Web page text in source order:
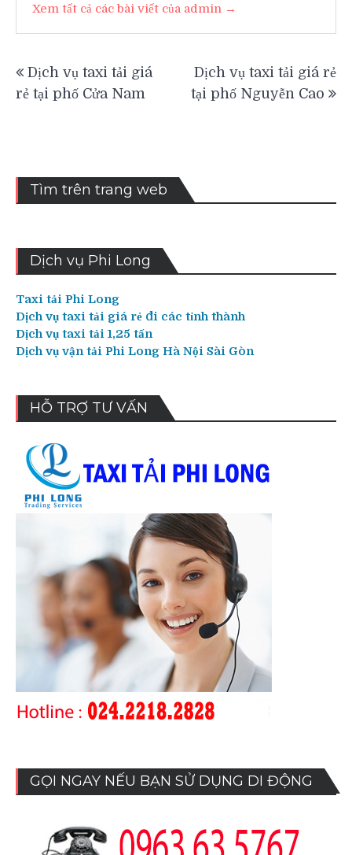
Xem tất cả các bài viết của admin →
hướng
Dịch vụ taxi tải giá
rẻ tại phố Cửa Nam
Dịch vụ taxi tải giá rẻ
tại phố Nguyễn Cao
Tìm trên trang web
Dịch vụ Phi Long
Taxi tải Phi Long
Dịch vụ taxi tải giá rẻ đi các tỉnh thành
Dịch vụ taxi tải 1,25 tấn
Dịch vụ vận tải Phi Long Hà Nội Sài Gòn
HỖ TRỢ TƯ VẤN
GỌI NGAY NẾU BẠN SỬ DỤNG DI ĐỘNG